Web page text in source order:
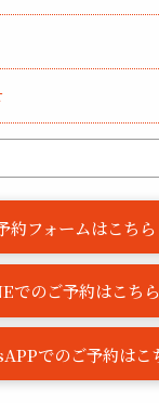
約フォームはこちら
でのご予約はこちら
でのご予約はこ